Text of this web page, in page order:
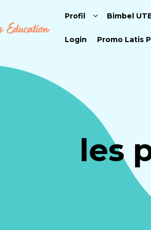
Profil Bimbel
Login Promo Latis
les